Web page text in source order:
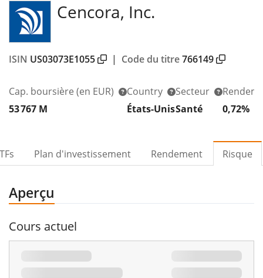
Cencora, Inc.
ISIN US03073E1055 | Code du titre766149
Cap. boursière (en EUR)
53 767 M
Country
États-Unis
Secteur
Santé
0,72%
Plan d'investissement Rendement Risque
Aperçu
Cours actuel